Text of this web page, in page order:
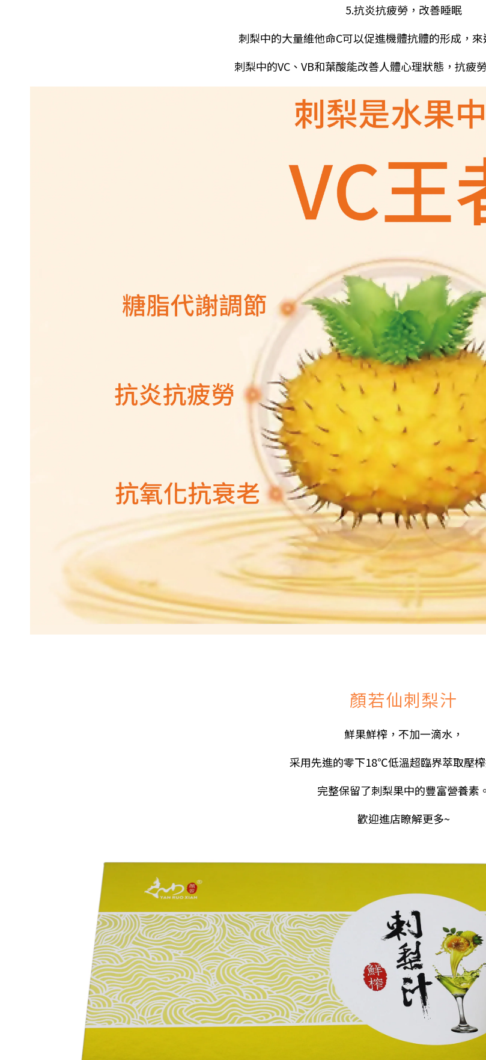
5.​抗炎抗疲勞，改善睡眠
刺梨中的大量維他命C可以促進機體抗體的形成，來
刺梨中的VC、VB和葉酸能改善人體心理狀態，抗疲
顏若仙刺梨汁
鮮果鮮榨，不加一滴水，
采用先進的零下18℃低溫超臨界萃取壓榨
完整保留了刺梨果中的豐富營養素。
歡迎進店瞭解更多~